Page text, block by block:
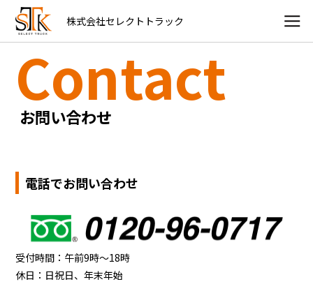
株式会社セレクトトラック
Contact
お問い合わせ
電話でお問い合わせ
受付時間：午前9時〜18時
休日：日祝日、年末年始